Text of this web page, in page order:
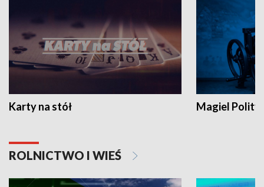
Karty na stół Magiel
ROLNICTWO I WIEŚ